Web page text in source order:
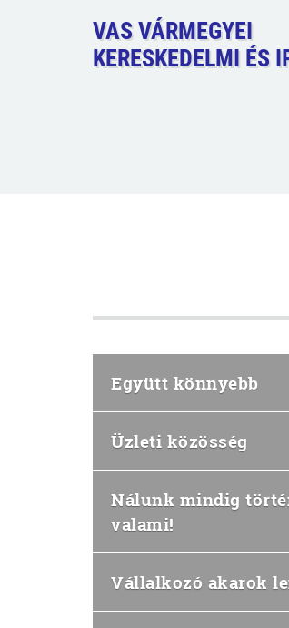
VAS VÁRMEGYEI
KERESKEDELMI ÉS
Együtt könnyebb
Üzleti közösség
Nálunk mindig
valami!
Vállalkozó akarok